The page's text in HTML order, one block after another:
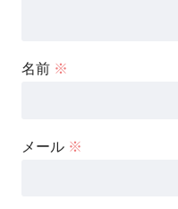
名前 ※
メール ※